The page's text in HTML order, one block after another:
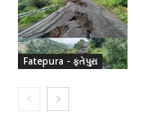
Fatepura - ફતેપુરા